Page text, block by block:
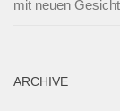
mit neuen
ARCHIVE